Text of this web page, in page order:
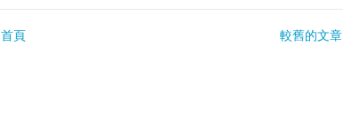
較舊的文章
首頁